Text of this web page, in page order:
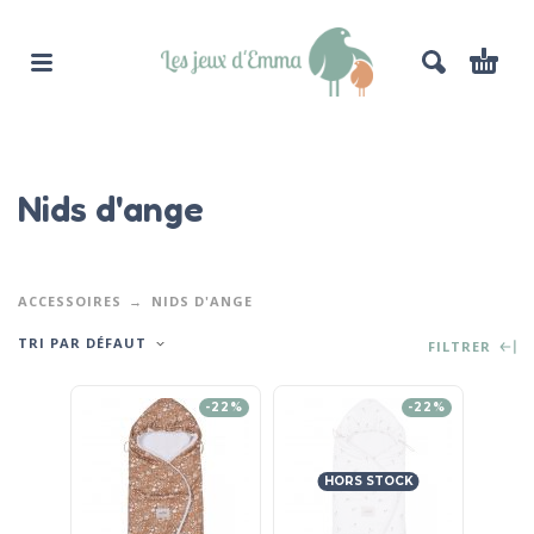
Nids d'ange
ACCESSOIRES NIDS D'ANGE
TRI PAR DÉFAUT FILTRER
-22% -22%
HORS STOCK